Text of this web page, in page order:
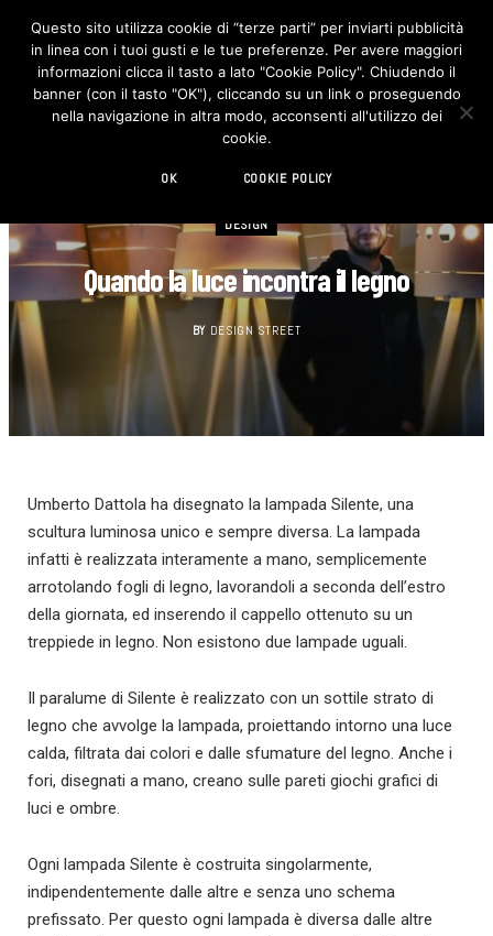
F
c
e
b
o
I
n
s
t
DESIGN
Quando la luce incontra il legno
BY DESIGN STREET
Umberto Dattola ha disegnato la lampada Silente, una
scultura luminosa unico e sempre diversa. La lampada
infatti è realizzata interamente a mano, semplicemente
arrotolando fogli di legno, lavorandoli a seconda dell’estro
della giornata, ed inserendo il cappello ottenuto su un
treppiede in legno. Non esistono due lampade uguali.
Il paralume di Silente è realizzato con un sottile strato di
legno che avvolge la lampada, proiettando intorno una luce
calda, filtrata dai colori e dalle sfumature del legno. Anche i
fori, disegnati a mano, creano sulle pareti giochi grafici di
luci e ombre.
Ogni lampada Silente è costruita singolarmente,
indipendentemente dalle altre e senza uno schema
prefissato. Per questo ogni lampada è diversa dalle altre
Questo sito utilizza cookie di “terze parti” per inviarti pubblicità
in linea con i tuoi gusti e le tue preferenze. Per avere maggiori
informazioni clicca il tasto a lato "Cookie Policy". Chiudendo il
banner (con il tasto "OK"), cliccando su un link o proseguendo
nella navigazione in altra modo, acconsenti all'utilizzo dei
cookie.
OK COOKIE POLICY